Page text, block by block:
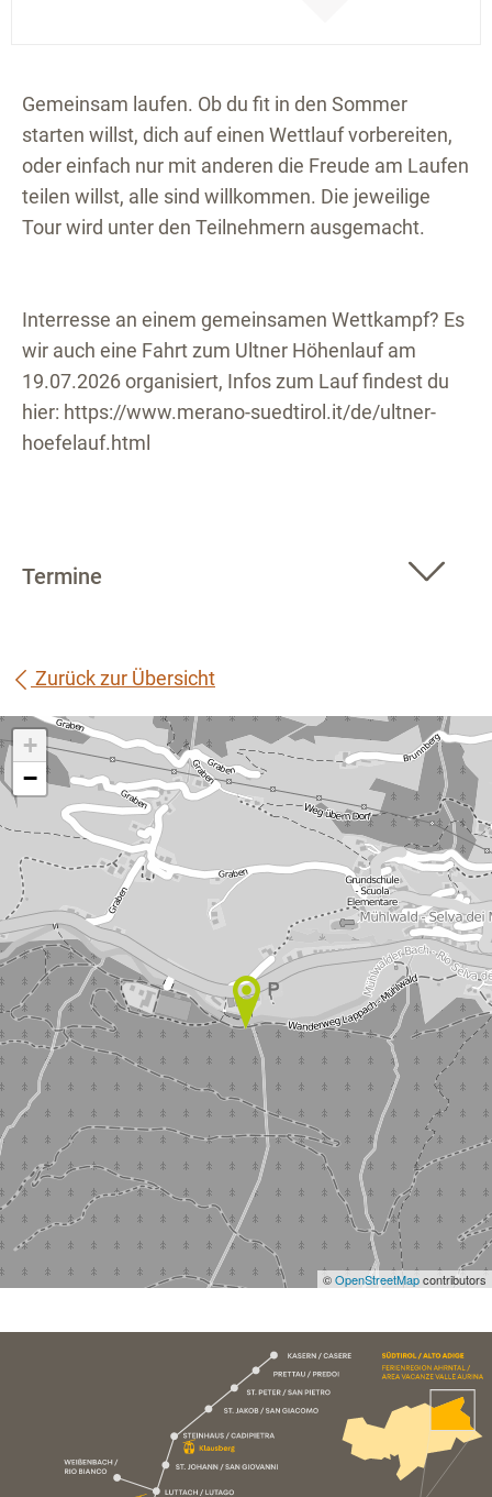
Gemeinsam laufen. Ob du fit in den Sommer
starten willst, dich auf einen Wettlauf vorbereiten,
oder einfach nur mit anderen die Freude am Laufen
teilen willst, alle sind willkommen. Die jeweilige
Tour wird unter den Teilnehmern ausgemacht.
Interresse an einem gemeinsamen Wettkampf? Es
wir auch eine Fahrt zum Ultner Höhenlauf am
19.07.2026 organisiert, Infos zum Lauf findest du
hier: https://www.merano-suedtirol.it/de/ultner-
hoefelauf.html
Termine
Zurück zur Übersicht
+
−
©OpenStreetMapcontributors